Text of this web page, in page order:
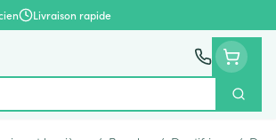
Livraison rapide